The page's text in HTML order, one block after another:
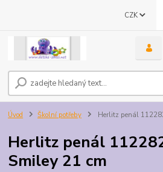
CZK
Úvod Školní potřeby Herlitz penál
Herlitz penál
Smiley 21 cm